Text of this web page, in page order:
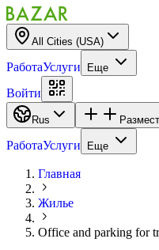
All Cities (USA)
РаботаУслуги Еще
Войти
Rus
РаботаУслуги Еще
Главная
Жилье
Office and parking for